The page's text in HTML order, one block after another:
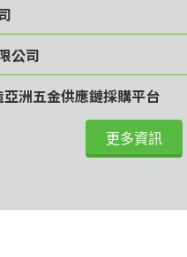
公司
洲五金供應鏈採購平台
更多資訊